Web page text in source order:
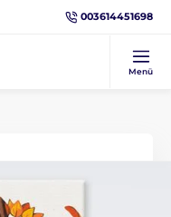
003614451698
Menü